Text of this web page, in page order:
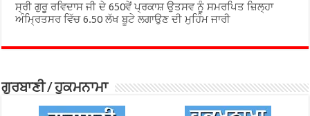
ਸ੍ਰੀ ਗੁਰੂ ਰਵਿਦਾਸ ਜੀ ਦੇ 650ਵੇਂ ਪ੍ਰਕਾਸ਼ ਉਤਸਵ ਨੂੰ ਸਮਰਪਿਤ ਜ਼ਿਲ੍ਹਾ
ਅੰਮ੍ਰਿਤਸਰ ਵਿੱਚ 6.50 ਲੱਖ ਬੂਟੇ ਲਗਾਉਣ ਦੀ ਮੁਹਿੰਮ ਜਾਰੀ
ਗੁਰਬਾਣੀ / ਹੁਕਮਨਾਮਾ